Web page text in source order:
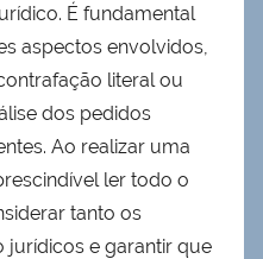
É fundamental
aspectos envolvidos,
literal ou
dos pedidos
Ao realizar uma
ler todo o
tanto os
jurídicos e garantir que